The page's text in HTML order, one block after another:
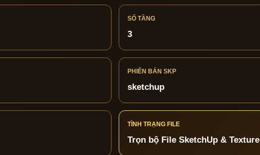
SỐ TẦNG
3
PHIÊN BẢN SKP
sketchup
TÌNH TRẠNG FILE
Trọn bộ File SketchUp & Texture